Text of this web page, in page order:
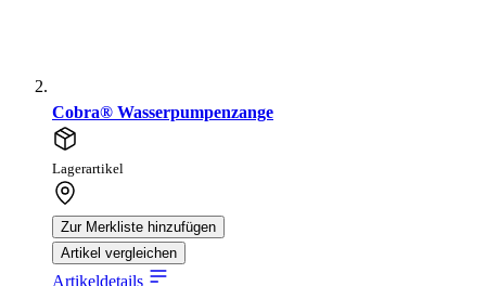
Cobra® Wasserpumpenzange
Lagerartikel
Zur Merkliste hinzufügen
Artikel vergleichen
Artikeldetails